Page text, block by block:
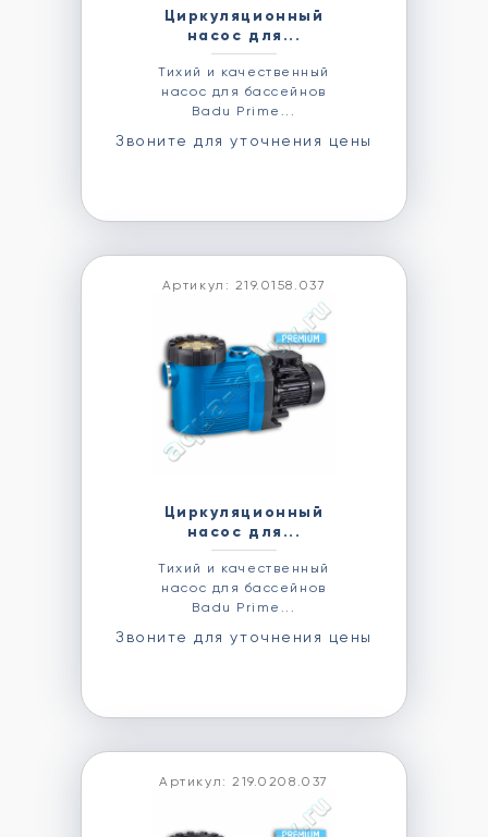
Циркуляционный
насос для...
Тихий и качественный
насос для бассейнов
Badu Prime...
Звоните для уточнения цены
Артикул: 219.0158.037
Циркуляционный
насос для...
Тихий и качественный
насос для бассейнов
Badu Prime...
Звоните для уточнения цены
Артикул: 219.0208.037